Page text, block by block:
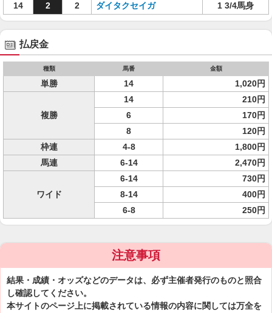
14
2 2 ダイタクセイガ 1 3/4馬身
払戻金
種類 馬番 金額
単勝 14 1,020円
複勝
14
210円
6
170円
8
120円
枠連
4-8
1,800円
馬連
6-14 2,470円
ワイド
6-14
730円
8-14
400円
6-8
250円
注意事項
結果・成績・オッズなどのデータは、必ず主催者発行のものと照合
し確認してください。
本サイトのページ上に掲載されている情報の内容に関しては万全を